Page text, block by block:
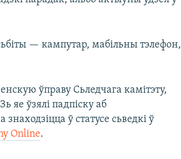
— кампутар, мабільны тэлефон,
ўправу Сьледчага камітэту,
яе ўзялі падпіску аб
ў статусе сьведкі ў
Online.